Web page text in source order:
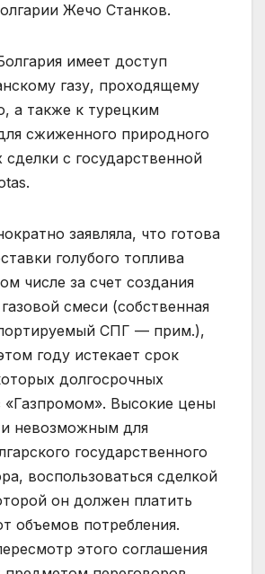
Жечо Станков.
имеет доступ
газу, проходящему
а также к турецким
сжиженного природного
сделки с государственной
заявляла, что готова
голубого топлива
числе за счет создания
смеси (собственная
СПГ — прим.),
году истекает срок
долгосрочных
«Газпромом». Высокие цены
невозможным для
государственного
воспользоваться сделкой
он должен платить
объемов потребления.
этого соглашения